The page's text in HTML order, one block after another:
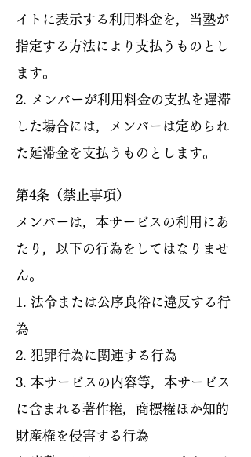
イトに表示する利用料金を，当塾が
指定する方法により支払うものとし
ます。
2. メンバーが利用料金の支払を遅滞
した場合には，メンバーは定められ
た延滞金を支払うものとします。
第4条（禁止事項）
メンバーは，本サービスの利用にあ
たり，以下の行為をしてはなりませ
ん。
1. 法令または公序良俗に違反する行
為
2. 犯罪行為に関連する行為
3. 本サービスの内容等，本サービス
に含まれる著作権，商標権ほか知的
財産権を侵害する行為